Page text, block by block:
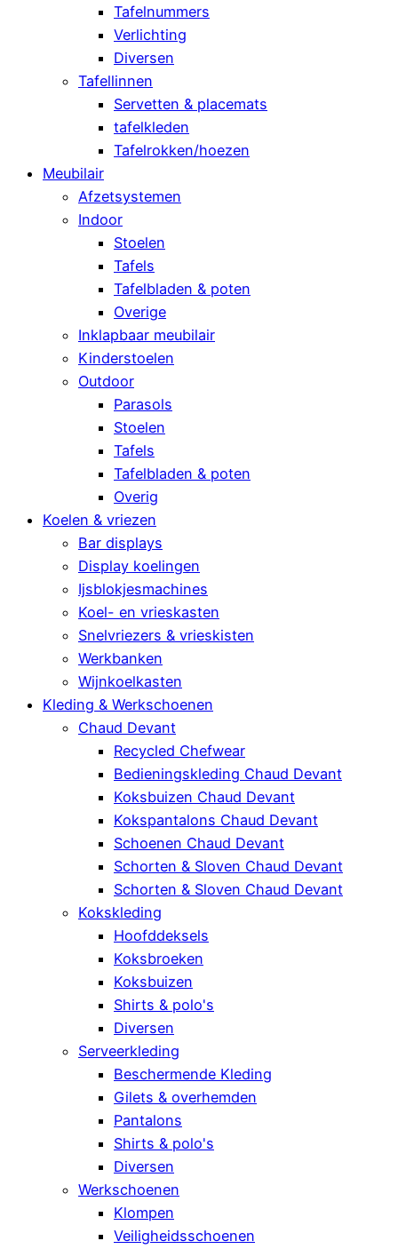
Tafelnummers
Verlichting
Diversen
Tafellinnen
Servetten & placemats
tafelkleden
Tafelrokken/hoezen
Meubilair
Afzetsystemen
Indoor
Stoelen
Tafels
Tafelbladen & poten
Overige
Inklapbaar meubilair
Kinderstoelen
Outdoor
Parasols
Stoelen
Tafels
Tafelbladen & poten
Overig
Koelen & vriezen
Bar displays
Display koelingen
Ijsblokjesmachines
Koel- en vrieskasten
Snelvriezers & vrieskisten
Werkbanken
Wijnkoelkasten
Kleding & Werkschoenen
Chaud Devant
Recycled Chefwear
Bedieningskleding Chaud Devant
Koksbuizen Chaud Devant
Kokspantalons Chaud Devant
Schoenen Chaud Devant
Schorten & Sloven Chaud Devant
Schorten & Sloven Chaud Devant
Kokskleding
Hoofddeksels
Koksbroeken
Koksbuizen
Shirts & polo's
Diversen
Serveerkleding
Beschermende Kleding
Gilets & overhemden
Pantalons
Shirts & polo's
Diversen
Werkschoenen
Klompen
Veiligheidsschoenen